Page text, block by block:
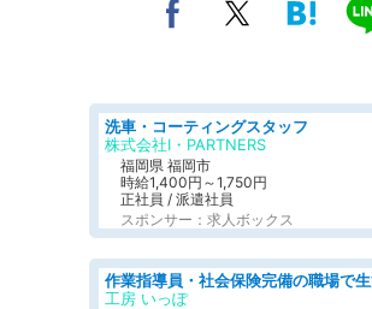
洗車・コーティングスタッフ
株式会社I・PARTNERS
福岡県 福岡市
時給1,400円～1,750円
正社員 / 派遣社員
スポンサー：求人ボックス
工房 いっぽ